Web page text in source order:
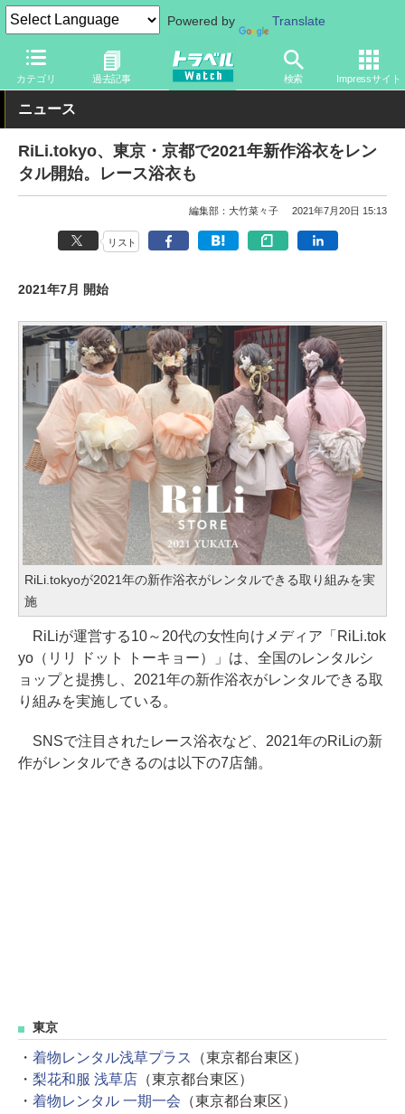
Powered by Translate
カテゴリ 過去記事 検索 Impressサイト
トラベル Watch 地域 国内旅行 東京
ニュース
RiLi.tokyo、東京・京都で2021年新作浴衣をレン
タル開始。レース浴衣も
編集部：大竹菜々子 2021年7月20日 15:13
リスト
2021年7月 開始
RiLi.tokyoが2021年の新作浴衣がレンタルできる取り組みを実
施
RiLiが運営する10～20代の女性向けメディア「RiLi.tok
yo（リリ ドット トーキョー）」は、全国のレンタルシ
ョップと提携し、2021年の新作浴衣がレンタルできる取
り組みを実施している。
SNSで注目されたレース浴衣など、2021年のRiLiの新
作がレンタルできるのは以下の7店舗。
東京
・ 着物レンタル浅草プラス
（東京都台東区）
・ 梨花和服 浅草店（東京都台東区）
・ 着物レンタル 一期一会 （東京都台東区）